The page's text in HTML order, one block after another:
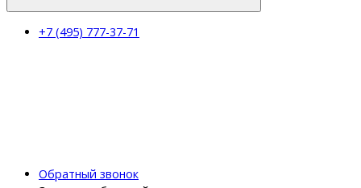
+7 (495) 777-37-71
Обратный звонок